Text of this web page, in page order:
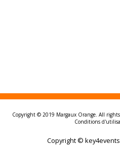
Copyright © 2019 Margaux Orange. All
Conditions
Copyright ©